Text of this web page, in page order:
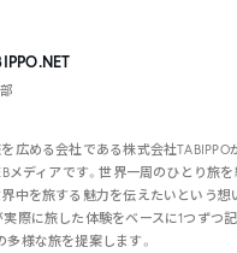
を広める会社である株式会社TABIPPO
メディアです。世界一周のひとり旅
界中を旅する魅力を伝えたいという想
実際に旅した体験をベースに1つずつ
多様な旅を提案します。